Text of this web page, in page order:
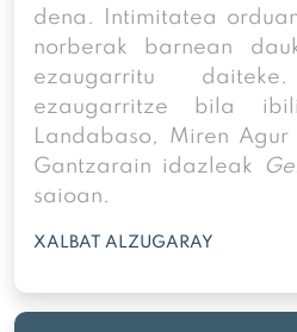
dena. Intimitatea
norberak barnean
ezaugarritu
ezaugarritze bila
Landabaso, Miren
Gantzarain idazleak
saioan.
XALBAT ALZUGARAY